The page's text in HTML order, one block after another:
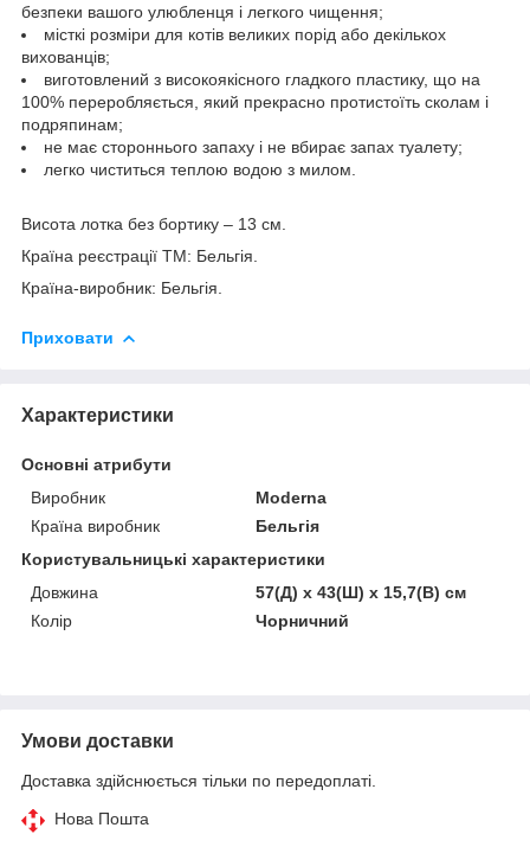
безпеки вашого улюбленця і легкого чищення;
місткі розміри для котів великих порід або декількох
вихованців;
виготовлений з високоякісного гладкого пластику, що на
100% переробляється, який прекрасно протистоїть сколам і
подряпинам;
не має стороннього запаху і не вбирає запах туалету;
легко чиститься теплою водою з милом.
Висота лотка без бортику – 13 см.
Країна реєстрації ТМ: Бельгія.
Країна-виробник: Бельгія.
Приховати
Характеристики
Основні атрибути
Виробник
Moderna
Країна виробник
Бельгія
Користувальницькі характеристики
Довжина
57(Д) х 43(Ш) х 15,7(В) см
Колір
Чорничний
Умови доставки
Доставка здійснюється тільки по передоплаті.
Нова Пошта